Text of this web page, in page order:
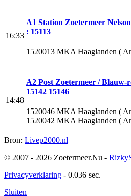
16:33
A1 Station Zoetermeer
: 15113
1520013 MKA Haaglanden (
14:48
A2 Post Zoetermeer /
15142 15146
1520046 MKA Haaglanden (
1520042 MKA Haaglanden (
Bron: Livep2000.nl
© 2007 - 2026 Zoetermeer.Nu -
Privacyverklaring - 0.036 sec.
Sluiten